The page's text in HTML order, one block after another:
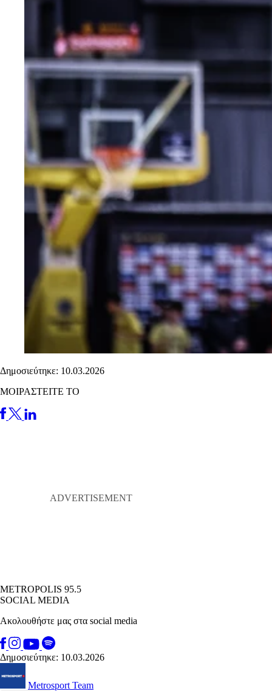
Δημοσιεύτηκε: 10.03.2026
ΜΟΙΡΑΣΤΕΙΤΕ ΤΟ
METROPOLIS 95.5
SOCIAL MEDIA
Ακολουθήστε μας στα social media
Δημοσιεύτηκε: 10.03.2026
Metrosport Team